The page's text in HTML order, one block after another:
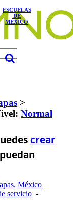
ESCUELAS
DE
MÉXICO
>
Normal
crear
servicio -